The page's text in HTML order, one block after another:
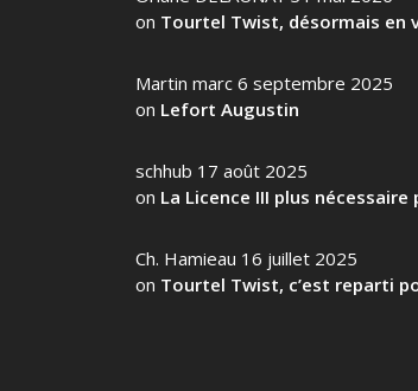
on Tourtel Twist, désormais en
Martin marc 6 septembre 2025
on Lefort Augustin
schhub 17 août 2025
on La Licence III plus
Ch. Hamieau 16 juillet 2025
on Tourtel Twist, c’est reparti